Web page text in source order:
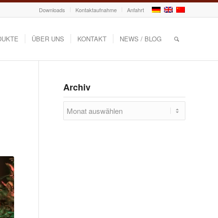
Downloads Kontaktaufnahme Anfahrt
ÜBER UNS KONTAKT NEWS / BLOG
Archiv